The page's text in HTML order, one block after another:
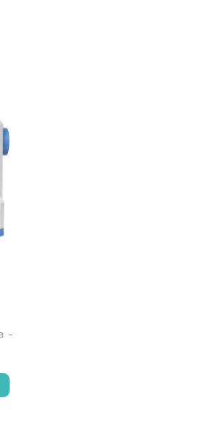
-